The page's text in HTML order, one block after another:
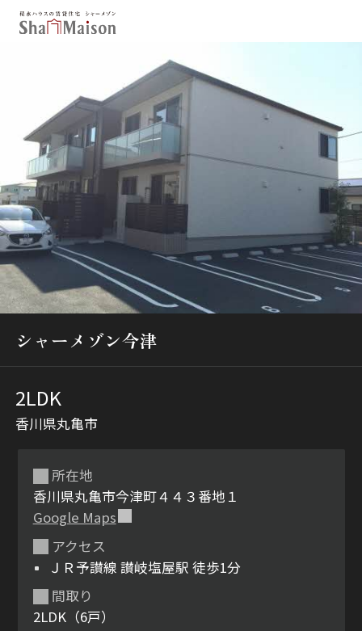
最近見た物件
北海道 東北
中部
関西
九州
市区郡・路線・駅から探す
通勤・通学時間から探す
地図から探す
人気のカテゴリから探す
シャーメゾンとは
シャーメゾン今津
2LDK
香川県丸亀市
所在地
香川県丸亀市今津町４４３番地１
Google Maps
アクセス
ＪＲ予讃線 讃岐塩屋駅 徒歩1分
間取り
2LDK（6戸）